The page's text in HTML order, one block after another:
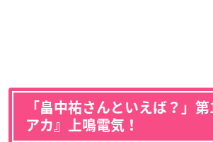
「畠中祐さんといえば？」
アカ』上鳴電気！